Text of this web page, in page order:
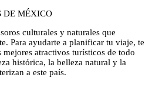
DE MÉXICO
culturales y naturales que
Para ayudarte a planificar tu viaje, te
mejores atractivos turísticos de todo
histórica, la belleza natural y la
a este país.